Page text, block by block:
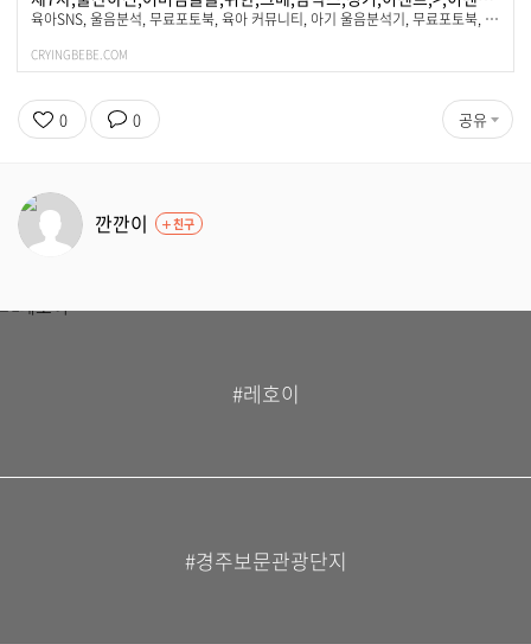
육아SNS, 울음분석, 무료포토북, 육아 커뮤니티, 아기 울음분석기, 무료포토북, 소셜앱
CRYINGBEBE.COM
0 0 공유
친구
깐깐이
#레호이
#경주보문관광단지